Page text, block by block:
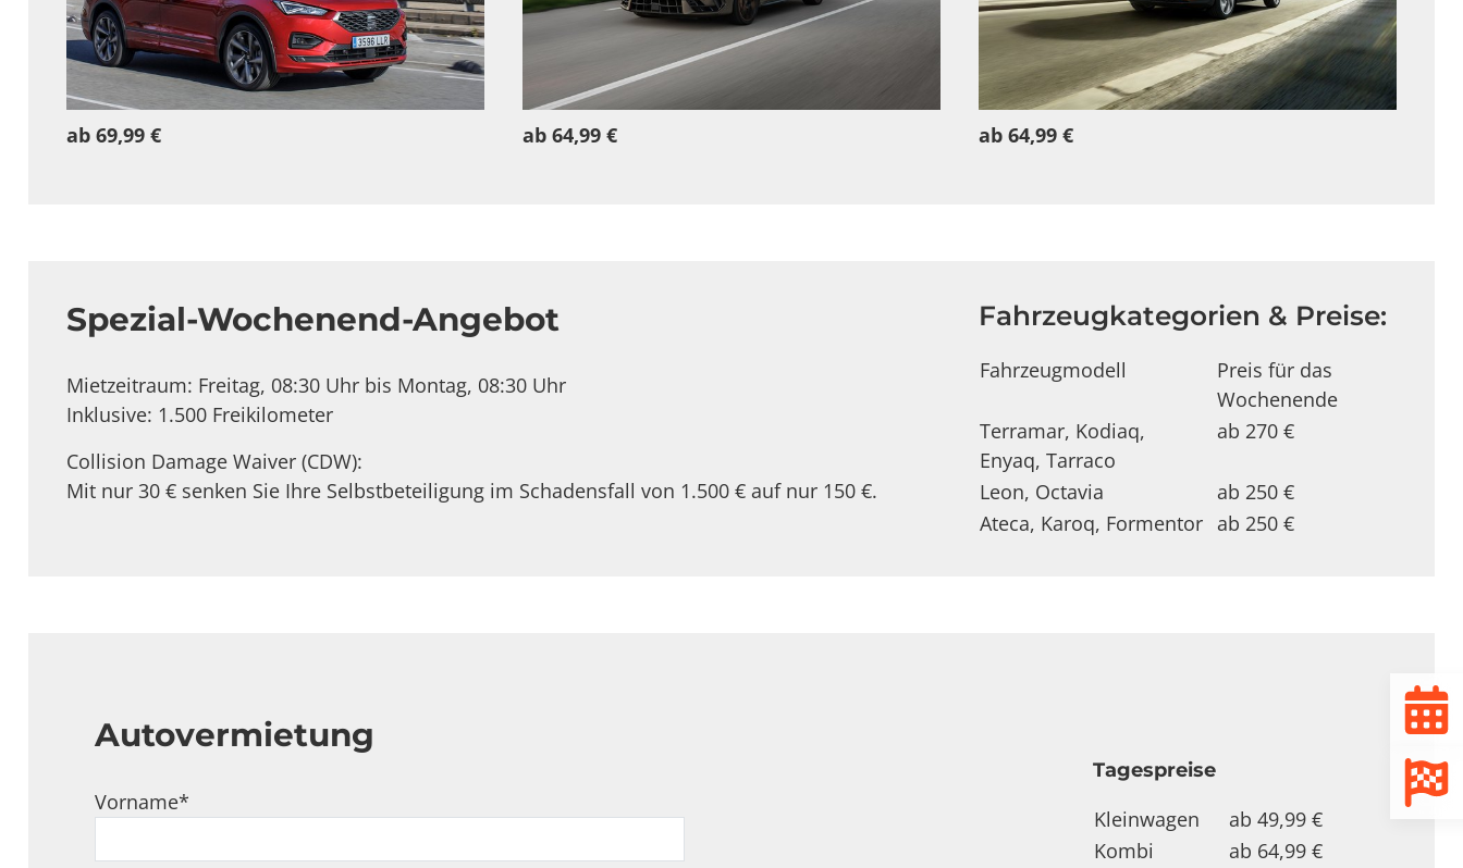
ab 69,99 € ab 64,99 € ab 64,99 €
Spezial-Wochenend-Angebot
Mietzeitraum: Freitag, 08:30 Uhr bis Montag, 08:30 Uhr
Inklusive: 1.500 Freikilometer
Collision Damage Waiver (CDW):
Mit nur 30 € senken Sie Ihre Selbstbeteiligung im Schadensfall von 1.500 € auf nur 150 €.
Fahrzeugkategorien & Preise:
Fahrzeugmodell
Preis für das
Wochenende
Terramar, Kodiaq,
Enyaq, Tarraco
ab 270 €
Leon, Octavia
ab 250 €
Ateca, Karoq, Formentor ab 250 €
Autovermietung
Vorname*
Tagespreise
Kleinwagen
ab 49,99 €
Kombi
ab 64,99 €